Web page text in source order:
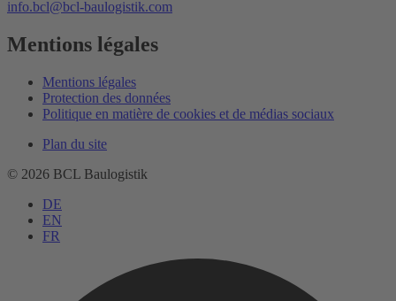
info.bcl@bcl-baulogistik.com
Mentions légales
Mentions légales
Protection des données
Politique en matière de cookies et de médias sociaux
Plan du site
© 2026 BCL Baulogistik
DE
EN
FR